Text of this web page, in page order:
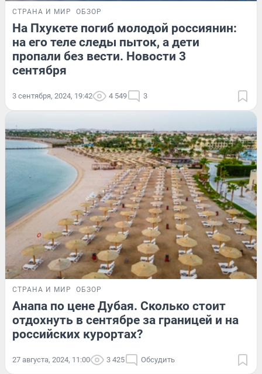
СТРАНА И МИР ОБЗОР
На Пхукете погиб молодой россиянин:
на его теле следы пыток, а дети
пропали без вести. Новости 3
сентября
3 сентября, 2024, 19:42 4 549 3
СТРАНА И МИР ОБЗОР
Анапа по цене Дубая. Сколько стоит
отдохнуть в сентябре за границей и на
российских курортах?
27 августа, 2024, 11:00 3 425 Обсудить